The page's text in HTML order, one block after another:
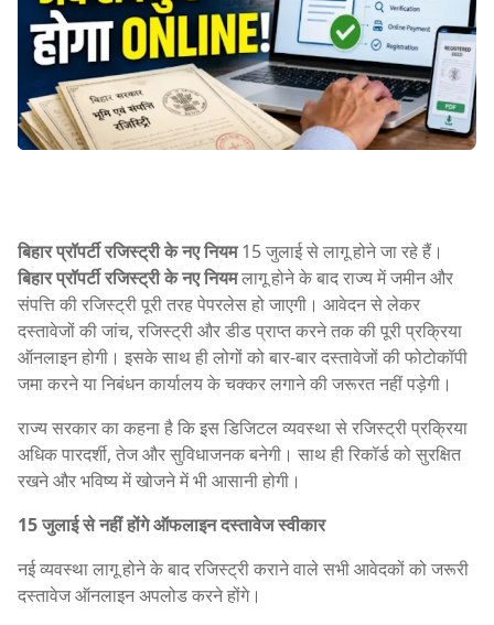
बिहार प्रॉपर्टी रजिस्ट्री के नए नियम15 जुलाई से लागू होने जा रहे हैं।
बिहार प्रॉपर्टी रजिस्ट्री के नए नियमलागू होने के बाद राज्य में जमीन और
संपत्ति की रजिस्ट्री पूरी तरह पेपरलेस हो जाएगी। आवेदन से लेकर
दस्तावेजों की जांच, रजिस्ट्री और डीड प्राप्त करने तक की पूरी प्रक्रिया
ऑनलाइन होगी। इसके साथ ही लोगों को बार-बार दस्तावेजों की फोटोकॉपी
जमा करने या निबंधन कार्यालय के चक्कर लगाने की जरूरत नहीं पड़ेगी।
राज्य सरकार का कहना है कि इस डिजिटल व्यवस्था से रजिस्ट्री प्रक्रिया
अधिक पारदर्शी, तेज और सुविधाजनक बनेगी। साथ ही रिकॉर्ड को सुरक्षित
रखने और भविष्य में खोजने में भी आसानी होगी।
15 जुलाई से नहीं होंगे ऑफलाइन दस्तावेज स्वीकार
नई व्यवस्था लागू होने के बाद रजिस्ट्री कराने वाले सभी आवेदकों को जरूरी
दस्तावेज ऑनलाइन अपलोड करने होंगे।